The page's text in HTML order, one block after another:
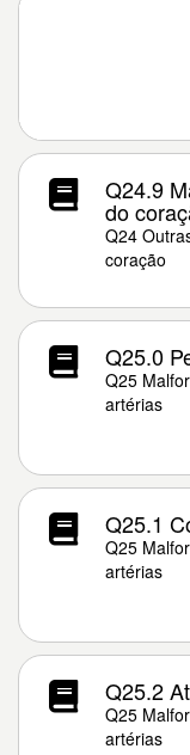
Q24.9
do
Q24
coração
Q25.0
Q25
artérias
Q25.1
Q25
artérias
Q25.2
Q25
artérias